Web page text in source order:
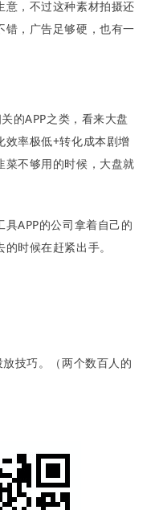
意，不过这种素材拍摄还
错，广告足够硬，也有一
的APP之类，看来大盘
效率极低+转化成本剧增
菜不够用的时候，大盘就
APP的公司拿着自己的
时候在赶紧出手。
放技巧。
（两个数百人的